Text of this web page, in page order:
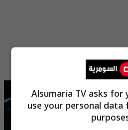
Alsumaria TV asks for
use your personal